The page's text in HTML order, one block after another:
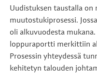
Uudistuksen taustalla on
muutostukiprosessi.
oli alkuvuodesta
loppuraportti merkittiin
Prosessin yhteydessä
kehitetyn talouden